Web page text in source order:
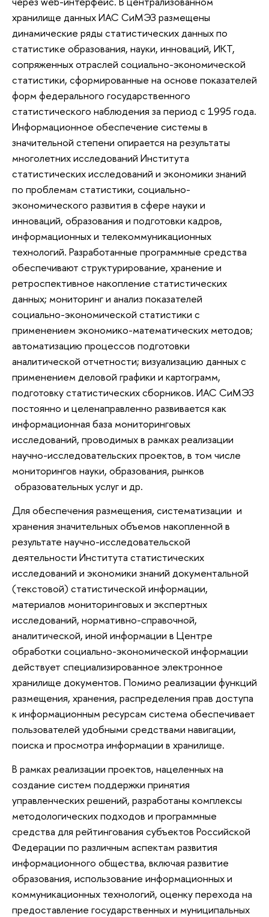
хранилище данных ИАС СиМЭЗ размещены
динамические ряды статистических данных по
статистике образования, науки, инноваций, ИКТ,
сопряженных отраслей социально-экономической
статистики, сформированные на основе показателей
форм федерального государственного
статистического наблюдения за период с 1995 года.
Информационное обеспечение системы в
значительной степени опирается на результаты
многолетних исследований Института
статистических исследований и экономики знаний
по проблемам статистики, социально-
экономического развития в сфере науки и
инноваций, образования и подготовки кадров,
информационных и телекоммуникационных
технологий. Разработанные программные средства
обеспечивают структурирование, хранение и
ретроспективное накопление статистических
данных; мониторинг и анализ показателей
социально-экономической статистики с
применением экономико-математических методов;
автоматизацию процессов подготовки
аналитической отчетности; визуализацию данных с
применением деловой графики и картограмм,
подготовку статистических сборников. ИАС СиМЭЗ
постоянно и целенаправленно развивается как
информационная база мониторинговых
исследований, проводимых в рамках реализации
научно-исследовательских проектов, в том числе
мониторингов науки, образования, рынков
образовательных услуг и др.
Для обеспечения размещения, систематизации и
хранения значительных объемов накопленной в
результате научно-исследовательской
деятельности Института статистических
исследований и экономики знаний документальной
(текстовой) статистической информации,
материалов мониторинговых и экспертных
исследований, нормативно-справочной,
аналитической, иной информации в Центре
обработки социально-экономической информации
действует специализированное электронное
хранилище документов. Помимо реализации функций
размещения, хранения, распределения прав доступа
к информационным ресурсам система обеспечивает
пользователей удобными средствами навигации,
поиска и просмотра информации в хранилище.
В рамках реализации проектов, нацеленных на
создание систем поддержки принятия
управленческих решений, разработаны комплексы
методологических подходов и программные
средства для рейтингования субъектов Российской
Федерации по различным аспектам развития
информационного общества, включая развитие
образования, использование информационных и
коммуникационных технологий, оценку перехода на
предоставление государственных и муниципальных